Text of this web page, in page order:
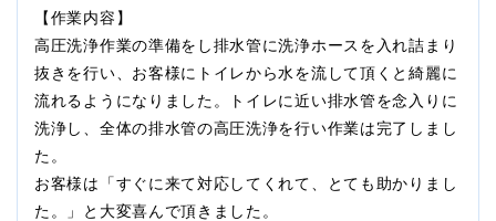
【作業内容】
高圧洗浄作業の準備をし排水管に洗浄ホースを入れ詰まり
抜きを行い、お客様にトイレから水を流して頂くと綺麗に
流れるようになりました。トイレに近い排水管を念入りに
洗浄し、全体の排水管の高圧洗浄を行い作業は完了しまし
た。
お客様は「すぐに来て対応してくれて、とても助かりまし
た。」と大変喜んで頂きました。